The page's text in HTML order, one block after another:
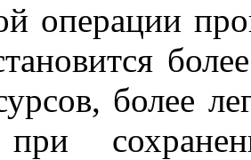
операции
более